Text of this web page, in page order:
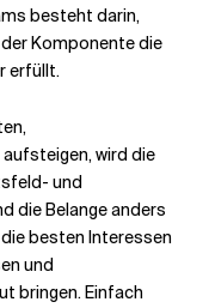
besteht darin,
Komponente die
erfüllt.
wird die
und
die Belange anders
besten Interessen
und
bringen. Einfach